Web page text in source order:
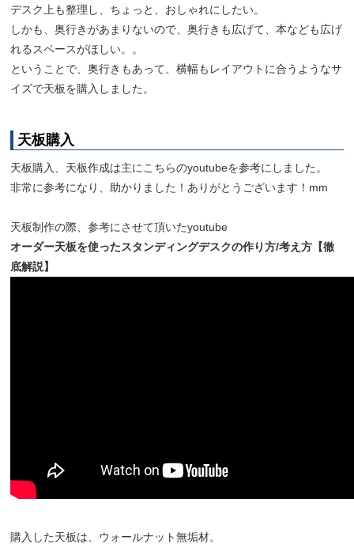
デスク上も整理し、ちょっと、おしゃれにしたい。
しかも、奥行きがあまりないので、奥行きも広げて、本なども広げ
れるスペースがほしい。。
ということで、奥行きもあって、横幅もレイアウトに合うようなサ
イズで天板を購入しました。
天板購入
天板購入、天板作成は主にこちらのyoutubeを参考にしました。
非常に参考になり、助かりました！ありがとうございます！mm
天板制作の際、参考にさせて頂いたyoutube
オーダー天板を使ったスタンディングデスクの作り方/考え方【徹
底解説】
購入した天板は、ウォールナット無垢材。